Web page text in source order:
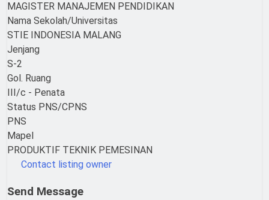
MAGISTER MANAJEMEN PENDIDIKAN
Nama Sekolah/Universitas
STIE INDONESIA MALANG
Jenjang
S-2
Gol. Ruang
III/c - Penata
Status PNS/CPNS
PNS
Mapel
PRODUKTIF TEKNIK PEMESINAN
Contact listing owner
Send Message